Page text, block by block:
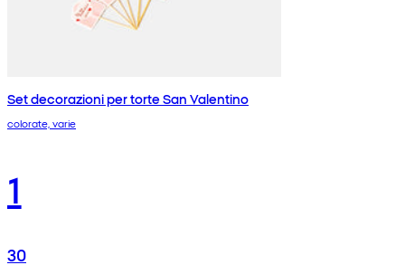
Set decorazioni per torte San Valentino
colorate, varie
1
30